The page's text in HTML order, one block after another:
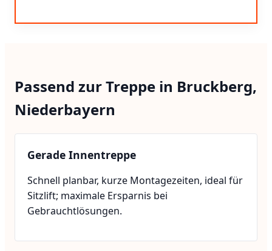
Passend zur Treppe in Bruckberg,
Niederbayern
Gerade Innentreppe
Schnell planbar, kurze Montagezeiten, ideal für
Sitzlift; maximale Ersparnis bei
Gebrauchtlösungen.